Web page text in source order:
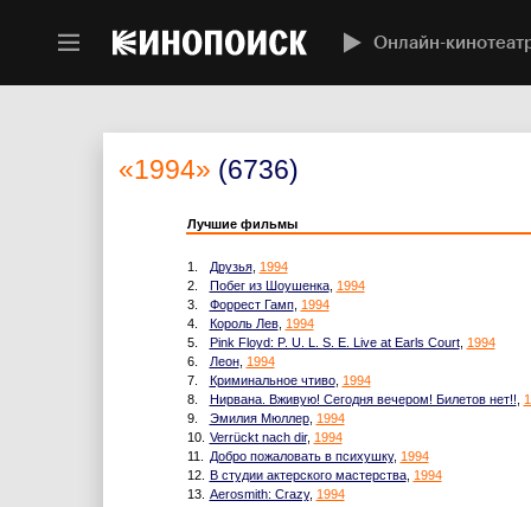
Онлайн-
«1994» (6736)
Лучшие фильмы
1. Друзья, 1994
2.
Побег из Шоушенка, 1994
3.
Форрест Гамп, 1994
4.
Король Лев, 1994
5.
Pink Floyd: P. U. L. S. E. Live at Earls Court, 1994
6.
Леон, 1994
7.
Криминальное чтиво, 1994
8.
Нирвана. Вживую! Сегодня вечером! Билетов нет!!
9.
Эмилия Мюллер, 1994
10. Verrückt nach dir, 1994
11.
Добро пожаловать в психушку, 1994
12. В студии актерского мастерства, 1994
13. Aerosmith: Crazy, 1994